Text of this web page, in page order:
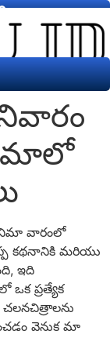
సినిమా వారంలో
కథనానికి మరియు
ఇది
ఒక ప్రత్యేక
వెనుక మా